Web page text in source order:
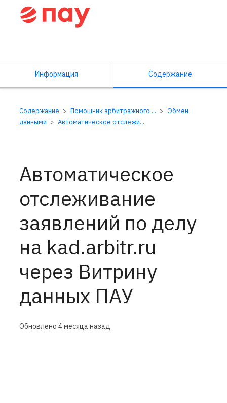
Информация Содержание
Содержание Помощник арбитражного ...
Обмен
данными
Автоматическое отслежи...
Автоматическое
отслеживание
заявлений по делу
на kad.arbitr.ru
через Витрину
данных ПАУ
Обновлено 4 месяца назад